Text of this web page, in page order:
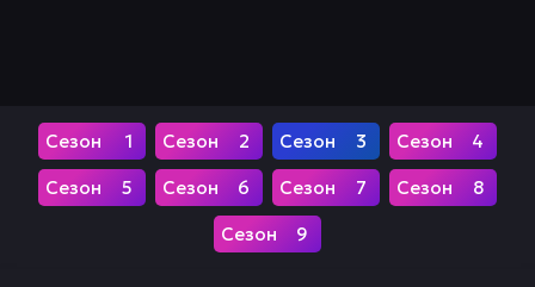
1 2 3 4
5 6 7 8
9